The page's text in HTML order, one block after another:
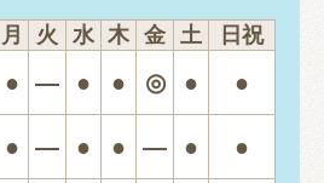
月 火 水 木 金 土 日祝
● ― ● ● ◎ ● ●
● ― ● ● ― ● ●